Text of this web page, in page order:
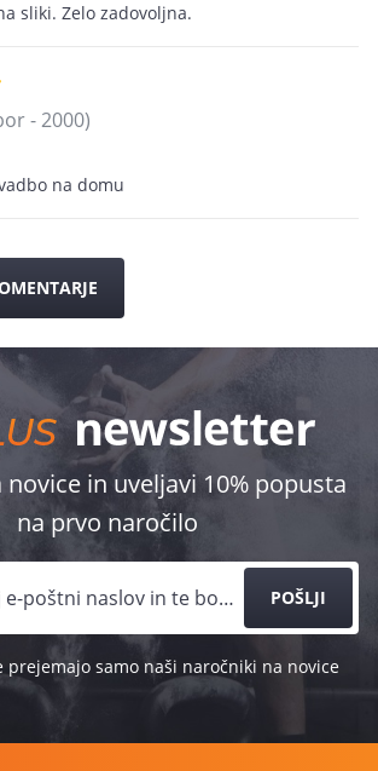
sliki. Zelo zadovoljna.
- 2000)
na domu
novice in uveljavi 10% popusta
na prvo naročilo
POŠLJI
prejemajo samo naši naročniki na novice